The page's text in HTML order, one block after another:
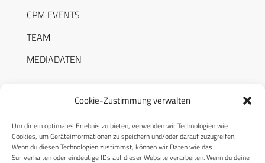
Cookie-Zustimmung verwalten
Um dir ein optimales Erlebnis zu bieten, verwenden wir Technologien wie
Cookies, um Geräteinformationen zu speichern und/oder darauf zuzugreifen.
Wenn du diesen Technologien zustimmst, können wir Daten wie das
Surfverhalten oder eindeutige IDs auf dieser Website verarbeiten. Wenn du deine
CPM EVENTS
TEAM
MEDIADATEN
RECHTLICHES